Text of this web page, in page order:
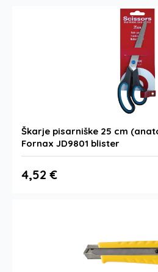
Škarje pisarniške 25 cm
Fornax JD9801 blister
4,52 €